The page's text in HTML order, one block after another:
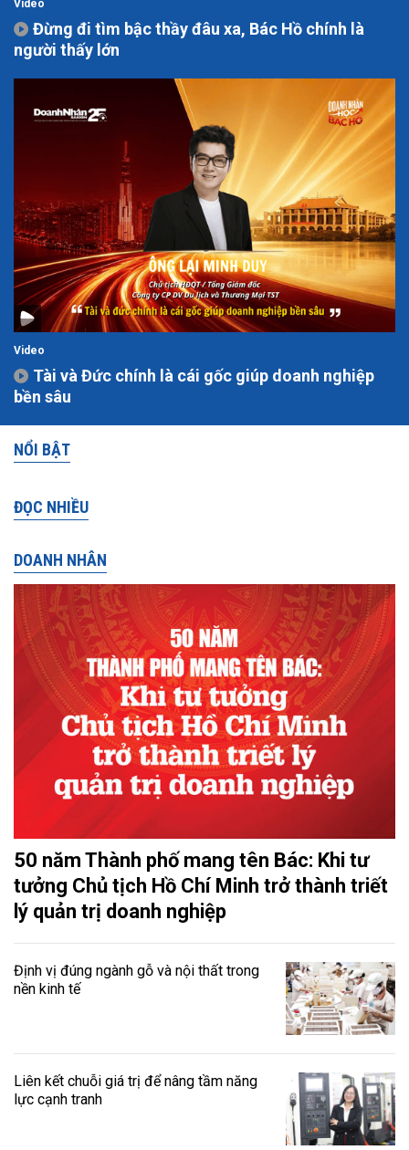
Video
Đừng đi tìm bậc thầy đâu xa, Bác Hồ chính là
người thấy lớn
Video
Tài và Đức chính là cái gốc giúp doanh nghiệp
bền sâu
NỔI BẬT
ĐỌC NHIỀU
DOANH NHÂN
50 năm Thành phố mang tên Bác: Khi tư
tưởng Chủ tịch Hồ Chí Minh trở thành triết
lý quản trị doanh nghiệp
Định vị đúng ngành gỗ và nội thất trong
nền kinh tế
Liên kết chuỗi giá trị để nâng tầm năng
lực cạnh tranh